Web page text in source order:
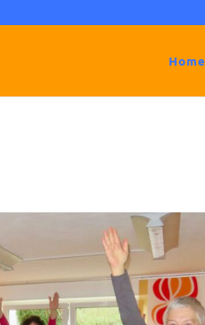
Home